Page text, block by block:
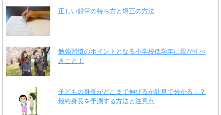
正しい鉛筆の持ち方と矯正の方法
勉強習慣のポイントとなる小学校低学年に親がすべ
きこと！
子どもの身長がどこまで伸びるか計算で分かる！？
最終身長を予測する方法と注意点